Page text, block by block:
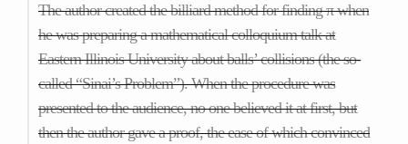
The author created the billiard method for finding π when
he was preparing a mathematical colloquium talk at
Eastern Illinois University about balls’ collisions (the so-
called “Sinai’s Problem”). When the procedure was
presented to the audience, no one believed it at first, but
then the author gave a proof, the ease of which convinced